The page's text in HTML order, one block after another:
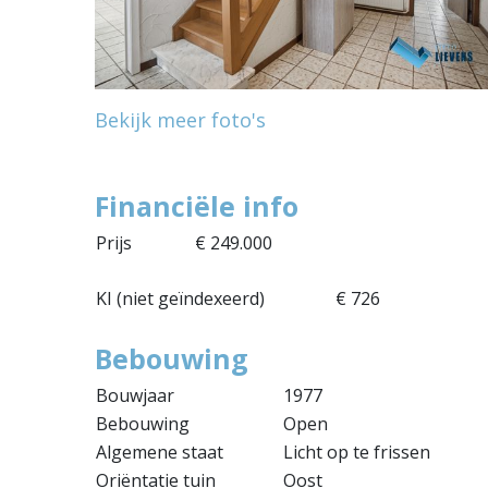
Bekijk meer foto's
Financiële info
Prijs € 249.000
KI (niet geïndexeerd) € 726
Bebouwing
Bouwjaar
1977
Bebouwing
Open
Algemene staat
Licht op te frissen
Oriëntatie tuin
Oost